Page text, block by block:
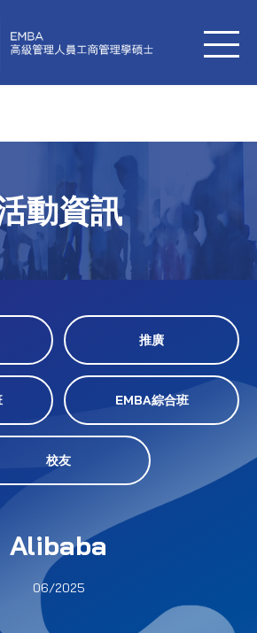
動資訊
推廣
EMBA綜合班
校友
Alibaba
06/2025